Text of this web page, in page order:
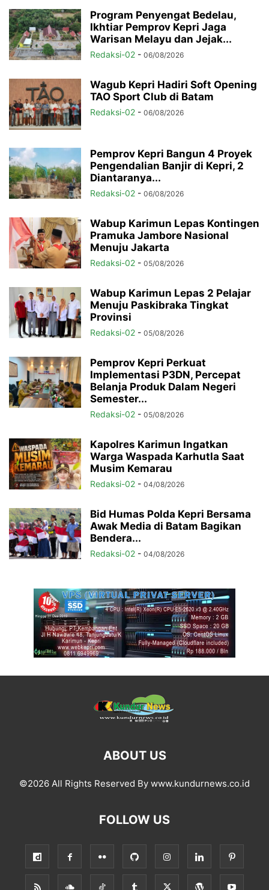
Program Penyengat Bedelau,
Ikhtiar Pemprov Kepri Jaga
Warisan Melayu dan Jejak...
Redaksi-02 - 06/08/2026
Wagub Kepri Hadiri Soft Opening
TAO Sport Club di Batam
Redaksi-02 - 06/08/2026
Pemprov Kepri Bangun 4 Proyek
Pengendalian Banjir di Kepri, 2
Diantaranya...
Redaksi-02 - 06/08/2026
Wabup Karimun Lepas Kontingen
Pramuka Jambore Nasional
Menuju Jakarta
Redaksi-02 - 05/08/2026
Wabup Karimun Lepas 2 Pelajar
Menuju Paskibraka Tingkat
Provinsi
Redaksi-02 - 05/08/2026
Pemprov Kepri Perkuat
Implementasi P3DN, Percepat
Belanja Produk Dalam Negeri
Semester...
Redaksi-02 - 05/08/2026
Kapolres Karimun Ingatkan
Warga Waspada Karhutla Saat
Musim Kemarau
Redaksi-02 - 04/08/2026
Bid Humas Polda Kepri Bersama
Awak Media di Batam Bagikan
Bendera...
Redaksi-02 - 04/08/2026
ABOUT US
©2026 All Rights Reserved By www.kundurnews.co.id
FOLLOW US